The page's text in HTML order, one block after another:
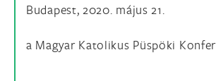
Budapest, 2020. május 21.
a Magyar Katolikus Püspöki